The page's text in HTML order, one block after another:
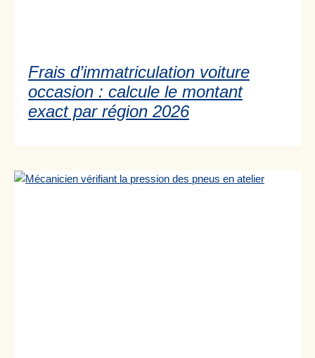
Frais d’immatriculation voiture
occasion : calcule le montant
exact par région 2026